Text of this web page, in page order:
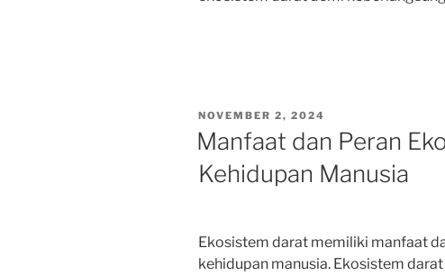
POSTED
NOVEMBER 2, 2024
Manfaat dan Peran
Kehidupan Manusia
Ekosistem darat memiliki manfaat
kehidupan manusia. Ekosistem